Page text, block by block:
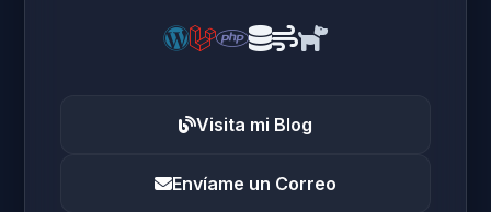
Visita mi Blog
Envíame un Correo